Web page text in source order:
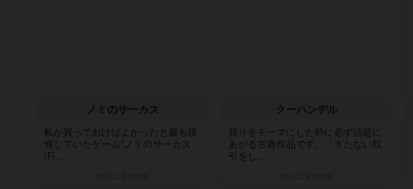
ノミのサーカス
私が買っておけばよかったと最も後
悔していたゲーム”ノミのサーカス
(Fl...
クーハンデル
競りをテーマにした時に必ず話題に
あがる古典作品です。「きたない取
引をし...